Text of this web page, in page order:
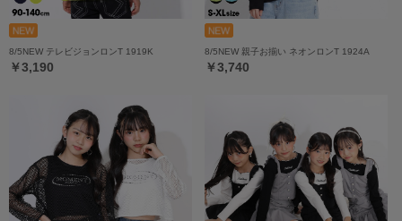
8/5NEW テレビジョンロンT 1919K
￥3,190
8/5NEW 親子お揃い ネオンロンT 1924A
￥3,740